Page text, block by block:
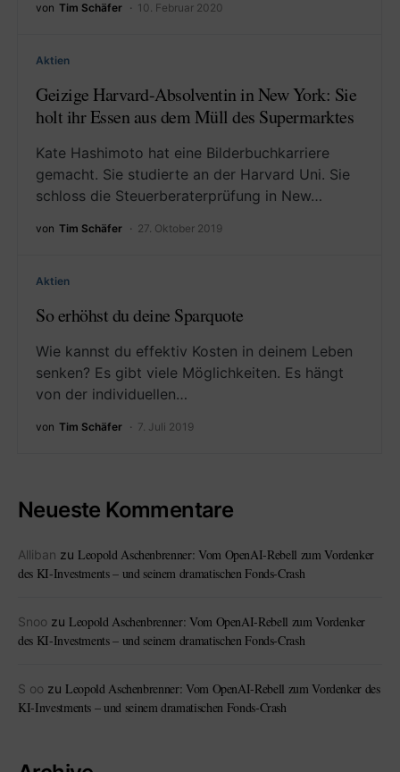
von Tim Schäfer 10. Februar 2020
Aktien
Geizige Harvard-Absolventin in New York: Sie
holt ihr Essen aus dem Müll des Supermarktes
Kate Hashimoto hat eine Bilderbuchkarriere
gemacht. Sie studierte an der Harvard Uni. Sie
schloss die Steuerberaterprüfung in New…
von Tim Schäfer 27. Oktober 2019
Aktien
So erhöhst du deine Sparquote
Wie kannst du effektiv Kosten in deinem Leben
senken? Es gibt viele Möglichkeiten. Es hängt
von der individuellen…
von Tim Schäfer 7. Juli 2019
Neueste Kommentare
Alliban zu Leopold Aschenbrenner: Vom OpenAI-Rebell zum Vordenker
des KI-Investments – und seinem dramatischen Fonds-Crash
Snoo zu Leopold Aschenbrenner: Vom OpenAI-Rebell zum Vordenker
des KI-Investments – und seinem dramatischen Fonds-Crash
S oo zu Leopold Aschenbrenner: Vom OpenAI-Rebell zum Vordenker des
KI-Investments – und seinem dramatischen Fonds-Crash